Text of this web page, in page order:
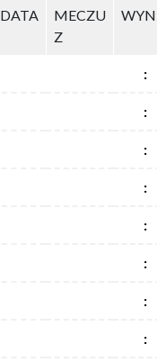
DATA
MECZU
Z
:
:
:
:
:
:
:
:
DATA
MECZU
Z
:
:
:
:
:
:
:
: